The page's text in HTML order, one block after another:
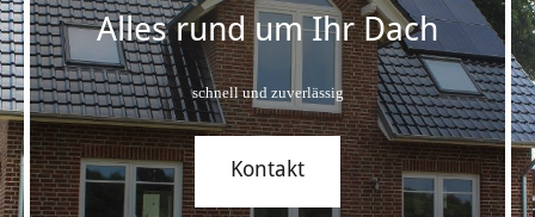
Alles rund um Ihr Dach
schnell und zuverlässig
Kontakt